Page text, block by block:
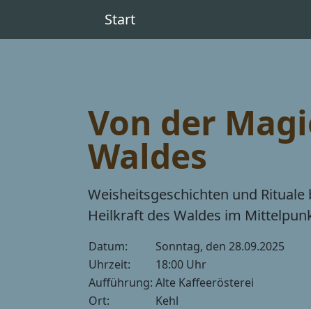
Start
Von der
Waldes
Weisheitsgeschichten und Rituale
Heilkraft des Waldes im
Datum:
Sonntag, den 28.09.2025
Uhrzeit:
18:00 Uhr
Aufführung: Alte Kaffeerösterei
Ort:
Kehl